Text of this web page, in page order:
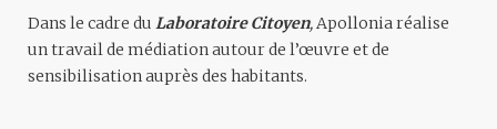
Dans le cadre du Laboratoire Citoyen, Apollonia réalise
un travail de médiation autour de l’œuvre et de
sensibilisation auprès des habitants.